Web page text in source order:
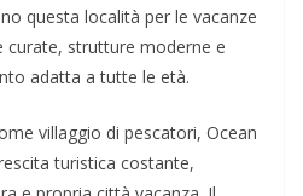
questa località per le vacanze
curate, strutture moderne e
adatta a tutte le età.
villaggio di pescatori, Ocean
turistica costante,